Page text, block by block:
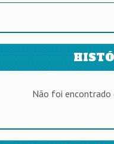
Não foi encontrado